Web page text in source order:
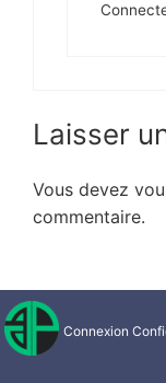
Laisser
Vous devez
commentaire.
Connexion